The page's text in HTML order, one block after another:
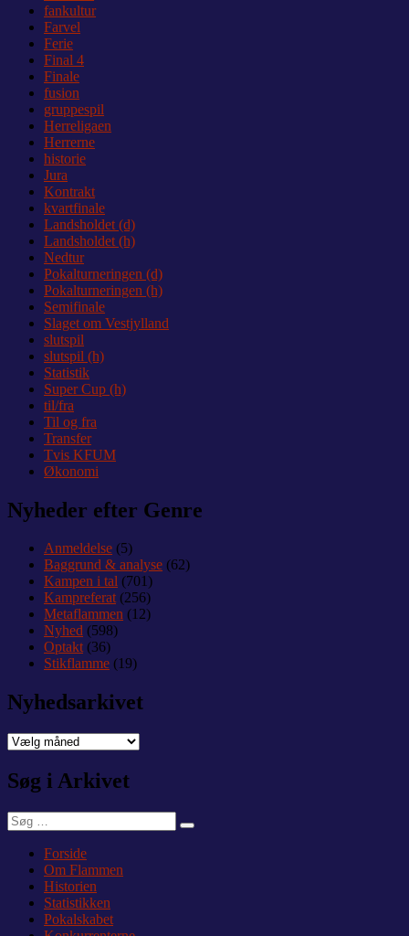
fankultur
Farvel
Ferie
Final 4
Finale
fusion
gruppespil
Herreligaen
Herrerne
historie
Jura
Kontrakt
kvartfinale
Landsholdet (d)
Landsholdet (h)
Nedtur
Pokalturneringen (d)
Pokalturneringen (h)
Semifinale
Slaget om Vestjylland
slutspil
slutspil (h)
Statistik
Super Cup (h)
til/fra
Til og fra
Transfer
Tvis KFUM
Økonomi
Nyheder efter Genre
Anmeldelse (5)
Baggrund & analyse (62)
Kampen i tal (701)
Kampreferat(256)
Metaflammen (12)
Nyhed (598)
Optakt(36)
Stikflamme (19)
Nyhedsarkivet
Nyhedsarkivet
Søg i Arkivet
Søg
efter:
Søg
Forside
Om Flammen
Historien
Statistikken
Pokalskabet